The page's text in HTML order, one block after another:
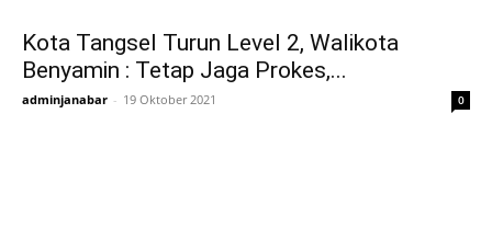
Kota Tangsel Turun Level 2, Walikota
Benyamin : Tetap Jaga Prokes,...
adminjanabar - 19 Oktober 2021 0